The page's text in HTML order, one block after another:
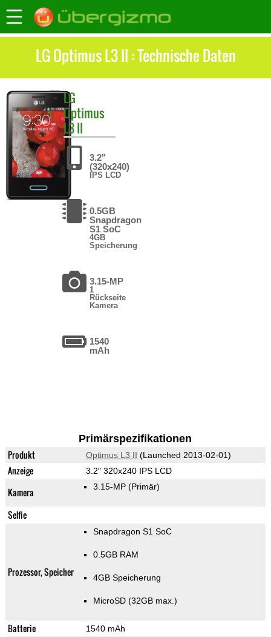
LG Optimus L3 II : Technische Daten
LG
Optimus
L3 II
3.2"
(320x240)
IPS LCD
0.5GB
Snapdragon
S1 SoC
4GB
Speicherung
3.15-MP
1
Rückseite
Kamera
1540
mAh
Primärspezifikationen
Produkt Optimus L3 II (Launched 2013-02-01)
Anzeige 3.2" 320x240 IPS LCD
Kamera 3.15-MP (Primär)
Selfie
Prozessor, Speicher
Snapdragon S1 SoC
0.5GB RAM
4GB Speicherung
MicroSD (32GB max.)
Batterie 1540 mAh